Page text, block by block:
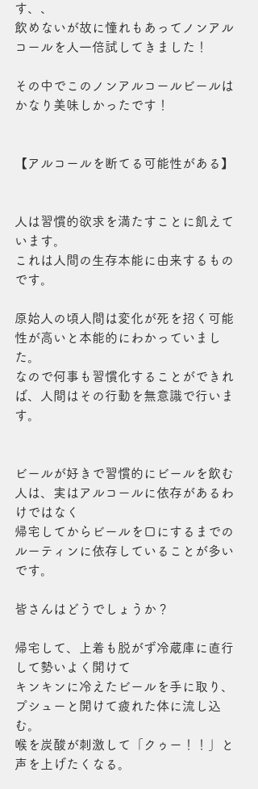
す、、
飲めないが故に憧れもあってノンアル
コールを人一倍試してきました！
その中でこのノンアルコールビールは
かなり美味しかったです！
【アルコールを断てる可能性がある】
人は習慣的欲求を満たすことに飢えて
います。
これは人間の生存本能に由来するもの
です。
原始人の頃人間は変化が死を招く可能
性が高いと本能的にわかっていまし
た。
なので何事も習慣化することができれ
ば 、人間はその行動を無意識で行いま
す。
ビールが好きで習慣的にビールを飲む
人は、実はアルコールに依存があるわ
けではなく
帰宅してからビールを口にするまでの
ルーティンに依存していることが多い
です。
皆さんはどうでしょうか？
帰宅して、上着も脱がず冷蔵庫に直行
して勢いよく開けて
キンキンに冷えたビールを手に取り、
プシューと開けて疲れた体に流し込
む。
喉を炭酸が刺激して「クゥー！！」と
声を上げたくなる。